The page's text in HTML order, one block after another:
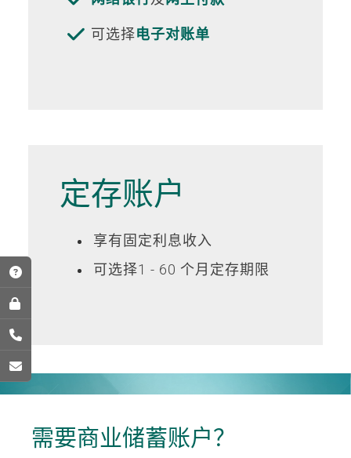
 可选择电子对账单
定存账户
享有固定利息收入
可选择1 - 60 个月定存期限
需要商业储蓄账户？